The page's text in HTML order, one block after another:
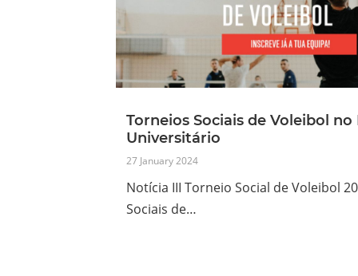
Torneios Sociais de Voleibol no
Universitário
27 January 2024
Notícia III Torneio Social de Voleibol
Sociais de…